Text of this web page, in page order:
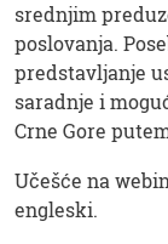
srednjim
poslovanja.
predstavljanje
saradnje i
Crne Gore
Učešće na
engleski.